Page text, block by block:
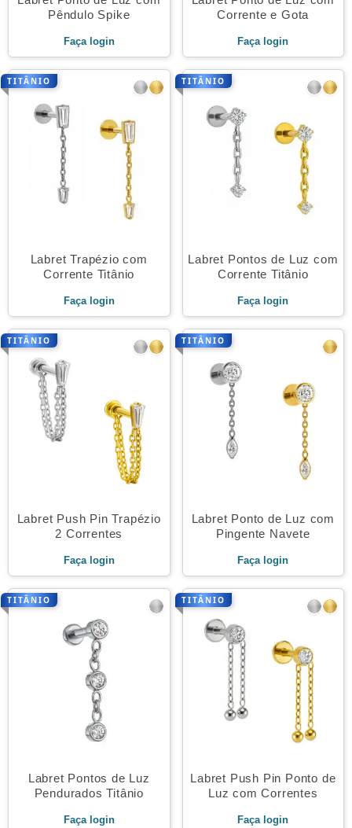
Pêndulo Spike
Faça login
Corrente e Gota
Faça login
TITÂNIO
Labret Trapézio com
Corrente Titânio
Faça login
TITÂNIO
Labret Pontos de Luz com
Corrente Titânio
Faça login
TITÂNIO
Labret Push Pin Trapézio
2 Correntes
Faça login
TITÂNIO
Labret Ponto de Luz com
Pingente Navete
Faça login
TITÂNIO
Labret Pontos de Luz
Pendurados Titânio
Faça login
TITÂNIO
Labret Push Pin Ponto de
Luz com Correntes
Faça login